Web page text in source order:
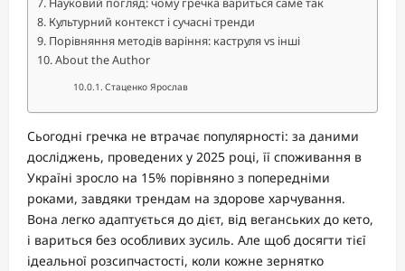
Культурний контекст і сучасні тренди
Порівняння методів варіння: каструля vs інші
About the Author
Стаценко Ярослав
Сьогодні гречка не втрачає популярності: за даними
досліджень, проведених у 2025 році, її споживання в
Україні зросло на 15% порівняно з попередніми
роками, завдяки трендам на здорове харчування.
Вона легко адаптується до дієт, від веганських до кето,
і вариться без особливих зусиль. Але щоб досягти тієї
ідеальної розсипчастості, коли кожне зернятко